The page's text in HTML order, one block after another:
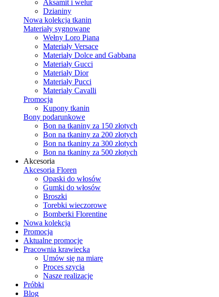
Aksamit i welur
Dzianiny
Nowa kolekcja tkanin
Materiały sygnowane
Wełny Loro Piana
Materiały Versace
Materiały Dolce and Gabbana
Materiały Gucci
Materiały Dior
Materiały Pucci
Materiały Cavalli
Promocja
Kupony tkanin
Bony podarunkowe
Bon na tkaniny za 150 złotych
Bon na tkaniny za 200 złotych
Bon na tkaniny za 300 złotych
Bon na tkaniny za 500 złotych
Akcesoria
Akcesoria Floren
Opaski do włosów
Gumki do włosów
Broszki
Torebki wieczorowe
Bomberki Florentine
Nowa kolekcja
Promocja
Aktualne promocje
Pracownia krawiecka
Umów się na miarę
Proces szycia
Nasze realizacje
Próbki
Blog